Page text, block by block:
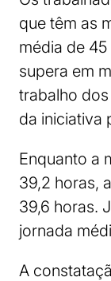
que têm as
média de
supera em
trabalho
da iniciativa
Enquanto a
39,2 horas,
39,6 horas.
jornada
A